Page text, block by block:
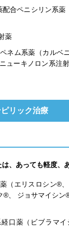
配合ペニシリン系薬
薬
ネム系薬（カルベ
ューキノロン系注
リック治療
、あっても軽度、
（エリスロシン®
®、 ジョサマイシ
口薬（ビブラマ